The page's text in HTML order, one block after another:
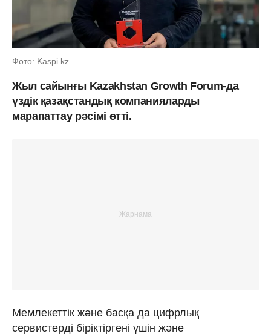
Фото: Kaspi.kz
Жыл сайынғы Kazakhstan Growth Forum-да
үздік қазақстандық компанияларды
марапаттау рәсімі өтті.
Мемлекеттік және басқа да цифрлық
сервистерді біріктіргені үшін және